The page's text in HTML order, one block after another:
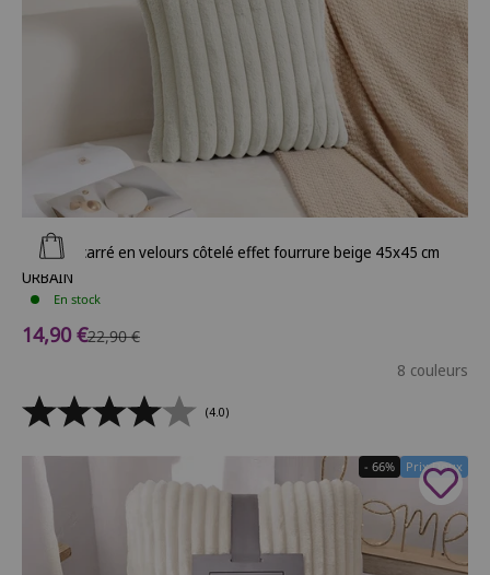
Ajouter au panier
Coussin carré en velours côtelé effet fourrure beige 45x45 cm
URBAIN
En stock
Prix de vente
14,90 €Prix normal
22,90 €
8 couleurs
(4.0)
Prix Doux
- 66%